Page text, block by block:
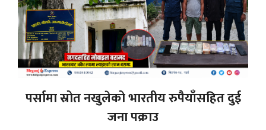
पर्सामा स्रोत नखुलेको भारतीय रुपैयाँसहित दुई
जना पक्राउ